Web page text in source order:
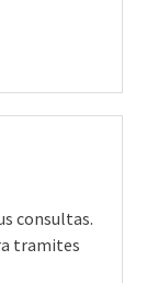
consultas.
tramites